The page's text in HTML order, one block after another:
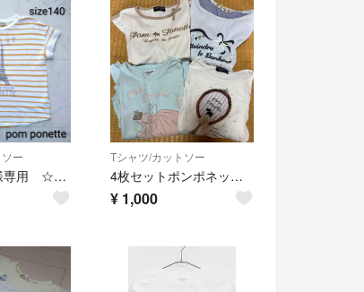
ー
かーきくん様専用 ☆ 半袖 Tシャツ ボーダー 140
Tシャツ/カットソー
4枚セットポンポネット120 130センチ長袖カットソー4枚セット
¥ 1,000